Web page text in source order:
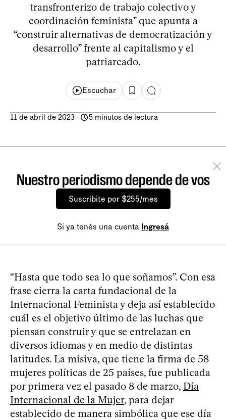
transfronterizo de trabajo colectivo y
coordinación feminista” que apunta a
“construir alternativas de democratización y
desarrollo” frente al capitalismo y el
patriarcado.
Escuchar
11 de abril de 2023 - 5 minutos de lectura
Nuestro periodismo depende de vos
Suscribite por $255/mes
Si ya tenés una cuenta Ingresá
“Hasta que todo sea lo que soñamos”. Con esa
frase cierra la carta fundacional de la
Internacional Feminista y deja así establecido
cuál es el objetivo último de las luchas que
piensan construir y que se entrelazan en
diversos idiomas y en medio de distintas
latitudes. La misiva, que tiene la firma de 58
mujeres políticas de 25 países, fue publicada
por primera vez el pasado 8 de marzo, Día
Internacional de la Mujer, para dejar
establecido de manera simbólica que ese día